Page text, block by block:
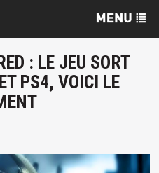
: LE JEU SORT
PS4, VOICI LE